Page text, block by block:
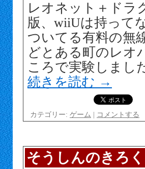
レオネット＋ドラ
版、wiiUは持って
ついてる有料の無
どとある町のレオ
ころで実験しまし
続きを読む →
カテゴリー: ゲーム | コメントする
そうしんのきろ